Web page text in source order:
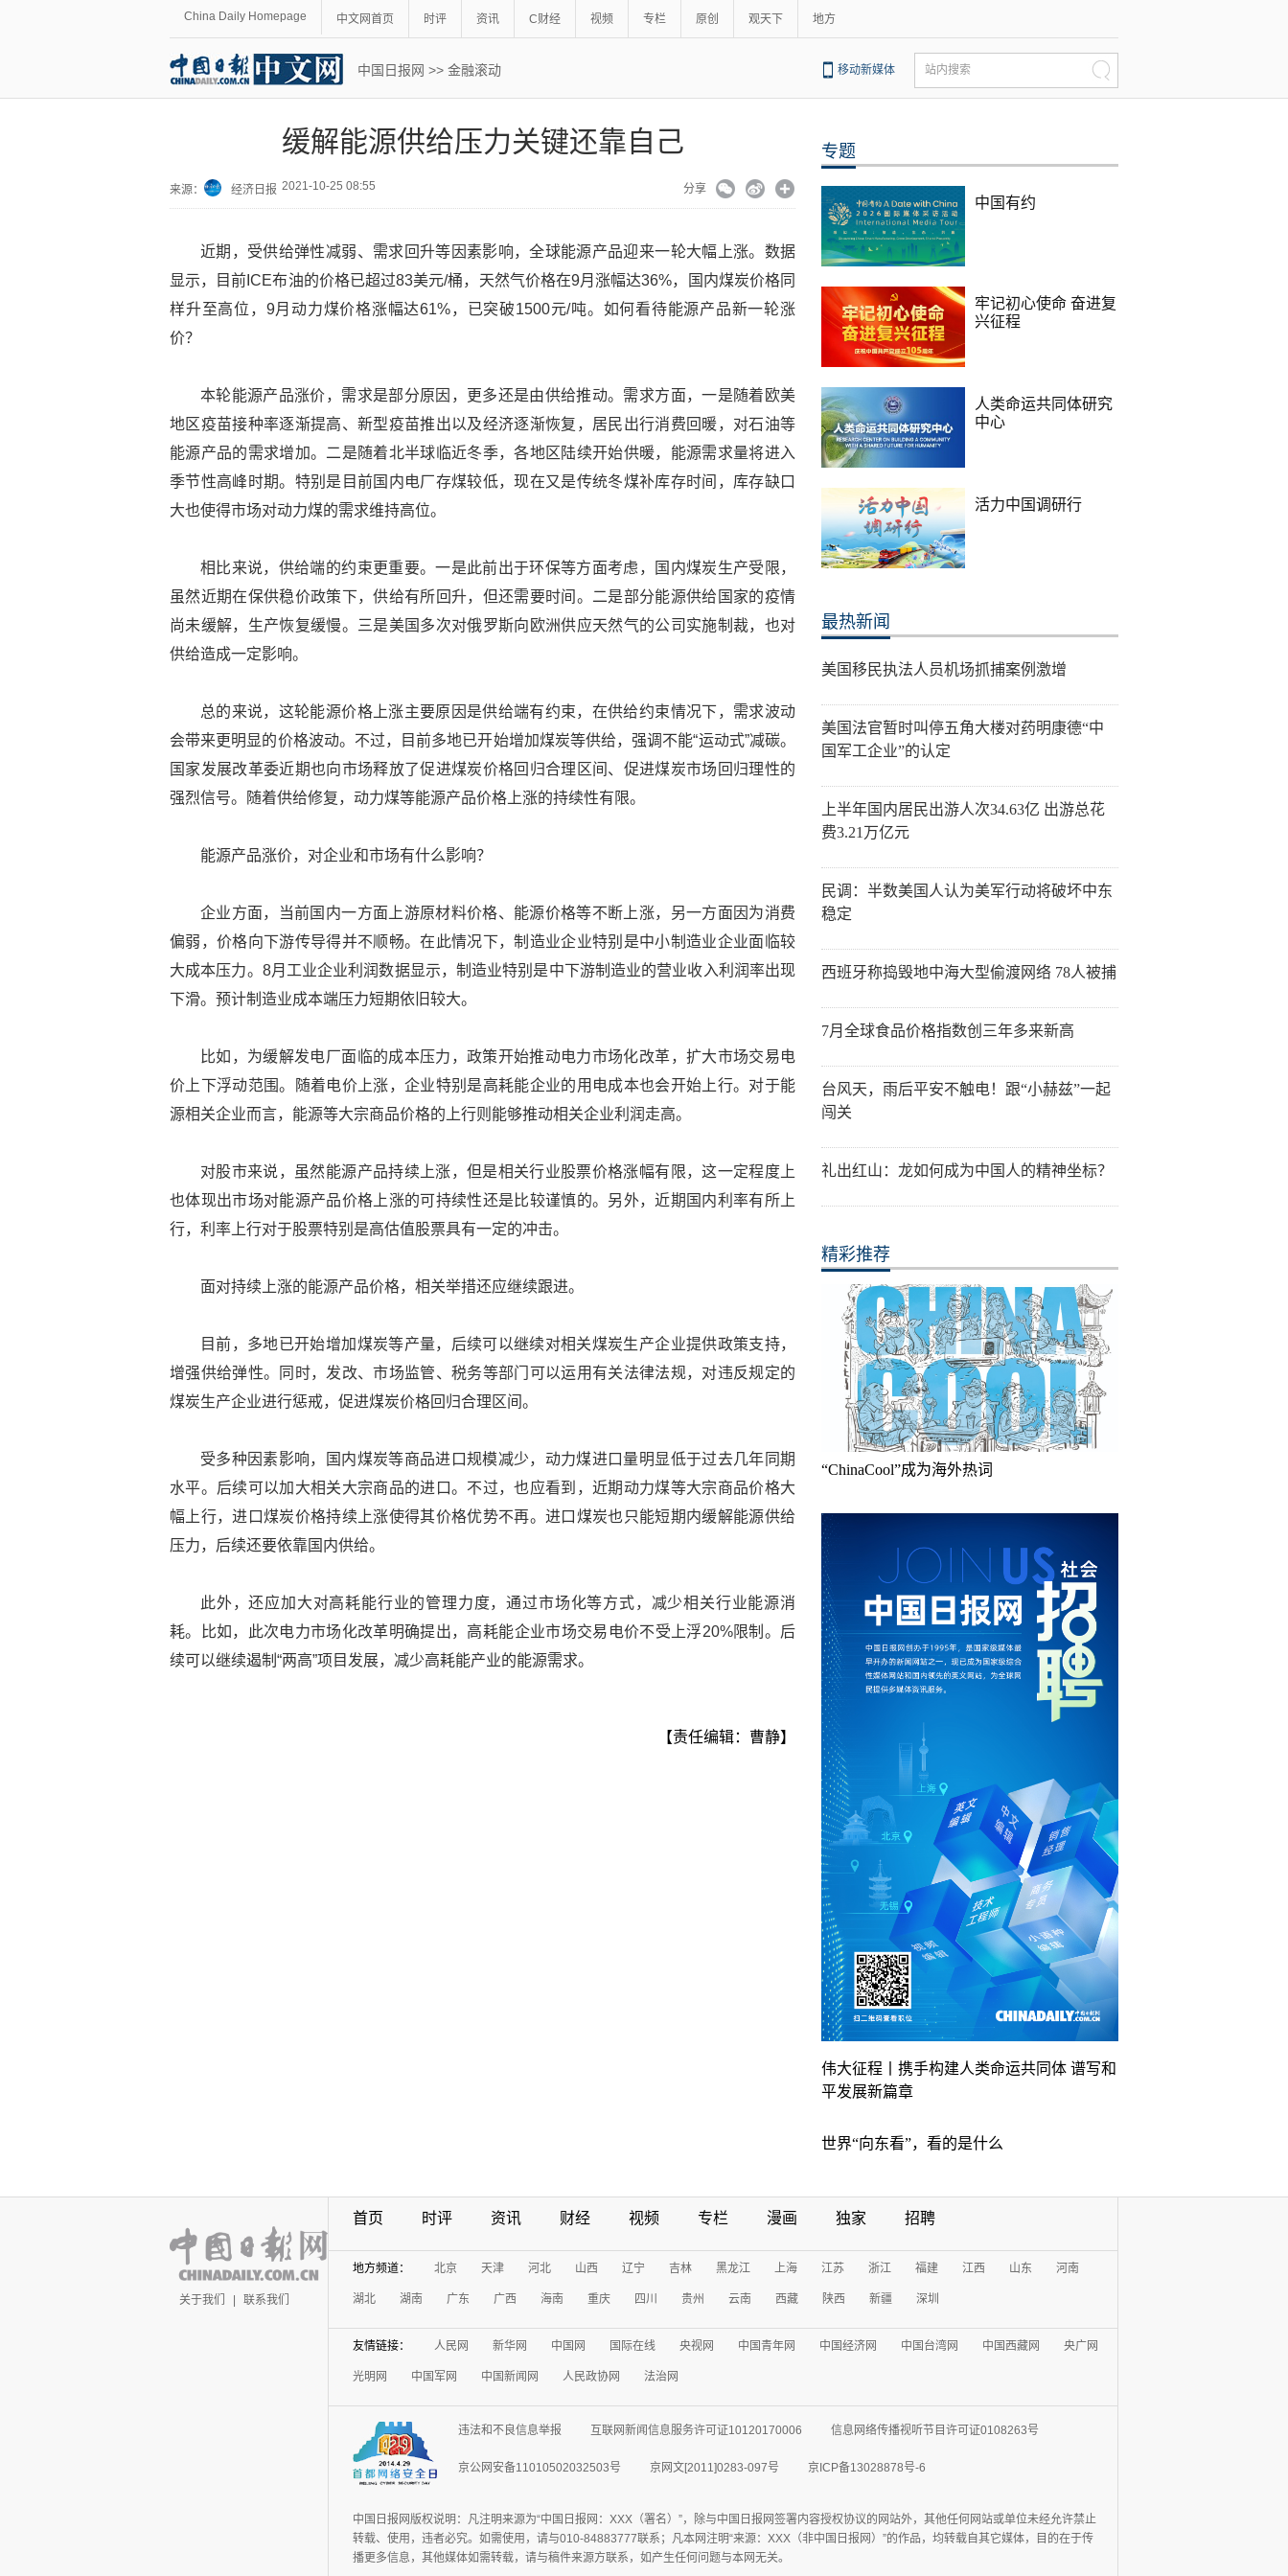
China Daily Homepage 中文网首页 时评 资讯 C财经 视频 专栏 原创 观天下 地方
中国日报网 >> 金融滚动 移动新媒体 站内搜索
缓解能源供给压力关键还靠自己
来源： 经济日报 2021-10-25 08:55 分享
近期，受供给弹性减弱、需求回升等因素影响，全球能源产品迎来一轮大幅上涨。数据
显示，目前ICE布油的价格已超过83美元/桶，天然气价格在9月涨幅达36%，国内煤炭价格同
样升至高位，9月动力煤价格涨幅达61%，已突破1500元/吨。如何看待能源产品新一轮涨
价？
本轮能源产品涨价，需求是部分原因，更多还是由供给推动。需求方面，一是随着欧美
地区疫苗接种率逐渐提高、新型疫苗推出以及经济逐渐恢复，居民出行消费回暖，对石油等
能源产品的需求增加。二是随着北半球临近冬季，各地区陆续开始供暖，能源需求量将进入
季节性高峰时期。特别是目前国内电厂存煤较低，现在又是传统冬煤补库存时间，库存缺口
大也使得市场对动力煤的需求维持高位。
相比来说，供给端的约束更重要。一是此前出于环保等方面考虑，国内煤炭生产受限，
虽然近期在保供稳价政策下，供给有所回升，但还需要时间。二是部分能源供给国家的疫情
尚未缓解，生产恢复缓慢。三是美国多次对俄罗斯向欧洲供应天然气的公司实施制裁，也对
供给造成一定影响。
总的来说，这轮能源价格上涨主要原因是供给端有约束，在供给约束情况下，需求波动
会带来更明显的价格波动。不过，目前多地已开始增加煤炭等供给，强调不能“运动式”减碳。
国家发展改革委近期也向市场释放了促进煤炭价格回归合理区间、促进煤炭市场回归理性的
强烈信号。随着供给修复，动力煤等能源产品价格上涨的持续性有限。
能源产品涨价，对企业和市场有什么影响？
企业方面，当前国内一方面上游原材料价格、能源价格等不断上涨，另一方面因为消费
偏弱，价格向下游传导得并不顺畅。在此情况下，制造业企业特别是中小制造业企业面临较
大成本压力。8月工业企业利润数据显示，制造业特别是中下游制造业的营业收入利润率出现
下滑。预计制造业成本端压力短期依旧较大。
比如，为缓解发电厂面临的成本压力，政策开始推动电力市场化改革，扩大市场交易电
价上下浮动范围。随着电价上涨，企业特别是高耗能企业的用电成本也会开始上行。对于能
源相关企业而言，能源等大宗商品价格的上行则能够推动相关企业利润走高。
对股市来说，虽然能源产品持续上涨，但是相关行业股票价格涨幅有限，这一定程度上
也体现出市场对能源产品价格上涨的可持续性还是比较谨慎的。另外，近期国内利率有所上
行，利率上行对于股票特别是高估值股票具有一定的冲击。
面对持续上涨的能源产品价格，相关举措还应继续跟进。
目前，多地已开始增加煤炭等产量，后续可以继续对相关煤炭生产企业提供政策支持，
增强供给弹性。同时，发改、市场监管、税务等部门可以运用有关法律法规，对违反规定的
煤炭生产企业进行惩戒，促进煤炭价格回归合理区间。
受多种因素影响，国内煤炭等商品进口规模减少，动力煤进口量明显低于过去几年同期
水平。后续可以加大相关大宗商品的进口。不过，也应看到，近期动力煤等大宗商品价格大
幅上行，进口煤炭价格持续上涨使得其价格优势不再。进口煤炭也只能短期内缓解能源供给
压力，后续还要依靠国内供给。
此外，还应加大对高耗能行业的管理力度，通过市场化等方式，减少相关行业能源消
耗。比如，此次电力市场化改革明确提出，高耗能企业市场交易电价不受上浮20%限制。后
续可以继续遏制“两高”项目发展，减少高耗能产业的能源需求。
【责任编辑：曹静】
专题
中国有约
牢记初心使命 奋进复
兴征程
人类命运共同体研究
中心
活力中国调研行
最热新闻
美国移民执法人员机场抓捕案例激增
美国法官暂时叫停五角大楼对药明康德“中
国军工企业”的认定
上半年国内居民出游人次34.63亿 出游总花
费3.21万亿元
民调：半数美国人认为美军行动将破坏中东
稳定
西班牙称捣毁地中海大型偷渡网络 78人被捕
7月全球食品价格指数创三年多来新高
台风天，雨后平安不触电！跟“小赫兹”一起
闯关
礼出红山：龙如何成为中国人的精神坐标？
精彩推荐
“ChinaCool”成为海外热词
伟大征程丨携手构建人类命运共同体 谱写和
平发展新篇章
世界“向东看”，看的是什么
关于我们 联系我们
首页 时评 资讯 财经 视频 专栏 漫画 独家 招聘
地方频道： 北京 天津 河北 山西 辽宁 吉林 黑龙江 上海 江苏 浙江 福建 江西 山东 河南
湖北 湖南 广东 广西 海南 重庆 四川 贵州 云南 西藏 陕西 新疆 深圳
友情链接： 人民网 新华网 中国网 国际在线 央视网 中国青年网 中国经济网 中国台湾网 中国西藏网 央广网
光明网 中国军网 中国新闻网 人民政协网 法治网
违法和不良信息举报 互联网新闻信息服务许可证10120170006 信息网络传播视听节目许可证0108263号
京公网安备11010502032503号 京网文[2011]0283-097号 京ICP备13028878号-6
中国日报网版权说明：凡注明来源为“中国日报网：XXX（署名）”，除与中国日报网签署内容授权协议的网站外，其他任何网站或单位未经允许禁止
转载、使用，违者必究。如需使用，请与010-84883777联系；凡本网注明“来源：XXX（非中国日报网）”的作品，均转载自其它媒体，目的在于传
播更多信息，其他媒体如需转载，请与稿件来源方联系，如产生任何问题与本网无关。